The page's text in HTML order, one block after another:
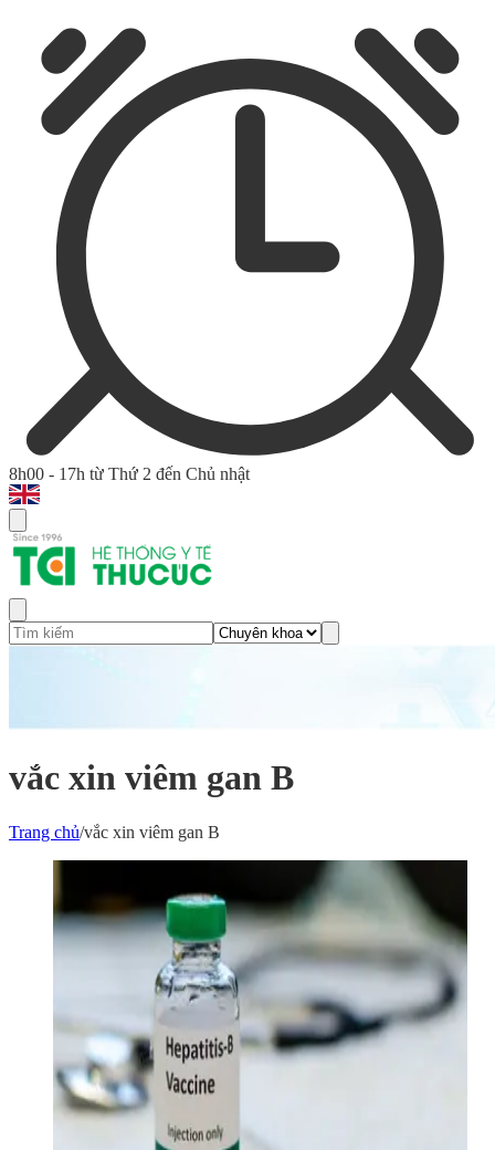
8h00 - 17h từ Thứ 2 đến Chủ nhật
vắc xin viêm gan B
Trang chủ/vắc xin viêm gan B